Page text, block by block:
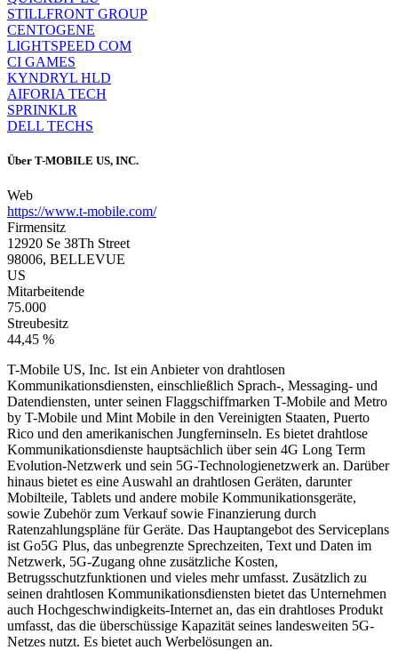
STILLFRONT GROUP
CENTOGENE
LIGHTSPEED COM
CI GAMES
KYNDRYL HLD
AIFORIA TECH
SPRINKLR
DELL TECHS
Über T-MOBILE US, INC.
Web
https://www.t-mobile.com/
Firmensitz
12920 Se 38Th Street
98006, BELLEVUE
US
Mitarbeitende
75.000
Streubesitz
44,45 %
T-Mobile US, Inc. Ist ein Anbieter von drahtlosen
Kommunikationsdiensten, einschließlich Sprach-, Messaging- und
Datendiensten, unter seinen Flaggschiffmarken T-Mobile and Metro
by T-Mobile und Mint Mobile in den Vereinigten Staaten, Puerto
Rico und den amerikanischen Jungferninseln. Es bietet drahtlose
Kommunikationsdienste hauptsächlich über sein 4G Long Term
Evolution-Netzwerk und sein 5G-Technologienetzwerk an. Darüber
hinaus bietet es eine Auswahl an drahtlosen Geräten, darunter
Mobilteile, Tablets und andere mobile Kommunikationsgeräte,
sowie Zubehör zum Verkauf sowie Finanzierung durch
Ratenzahlungspläne für Geräte. Das Hauptangebot des Serviceplans
ist Go5G Plus, das unbegrenzte Sprechzeiten, Text und Daten im
Netzwerk, 5G-Zugang ohne zusätzliche Kosten,
Betrugsschutzfunktionen und vieles mehr umfasst. Zusätzlich zu
seinen drahtlosen Kommunikationsdiensten bietet das Unternehmen
auch Hochgeschwindigkeits-Internet an, das ein drahtloses Produkt
umfasst, das die überschüssige Kapazität seines landesweiten 5G-
Netzes nutzt. Es bietet auch Werbelösungen an.